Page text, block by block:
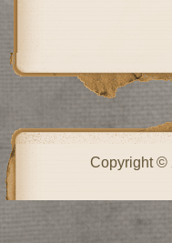
Copyright ©